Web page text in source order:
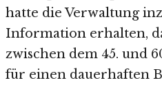
hatte die Verwaltung
Information erhalten,
zwischen dem 45. und
für einen dauerhaften